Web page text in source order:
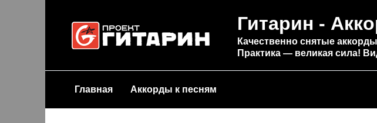
Гитарин -
Качественно снятые
Практика — великая сила!
Главная Аккорды к песням